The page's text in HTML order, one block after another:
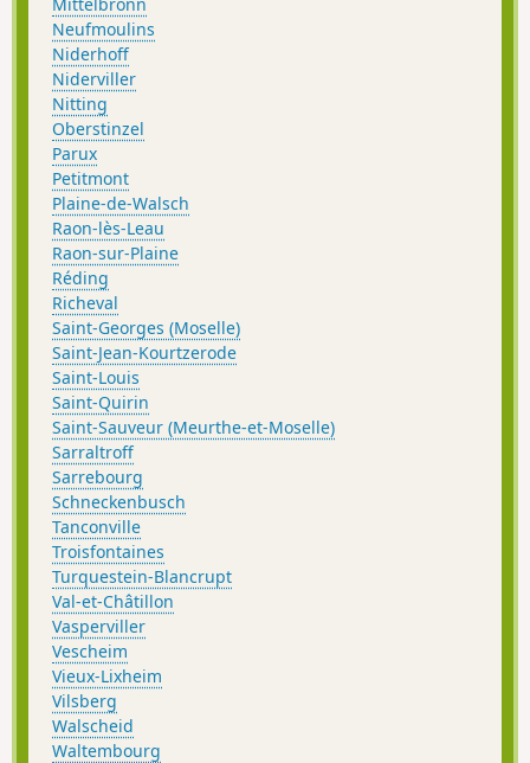
Neufmoulins
Niderhoff
Niderviller
Nitting
Oberstinzel
Parux
Petitmont
Plaine-de-Walsch
Raon-lès-Leau
Raon-sur-Plaine
Réding
Richeval
Saint-Georges (Moselle)
Saint-Jean-Kourtzerode
Saint-Louis
Saint-Quirin
Saint-Sauveur (Meurthe-et-Moselle)
Sarraltroff
Sarrebourg
Schneckenbusch
Tanconville
Troisfontaines
Turquestein-Blancrupt
Val-et-Châtillon
Vasperviller
Vescheim
Vieux-Lixheim
Vilsberg
Walscheid
Waltembourg